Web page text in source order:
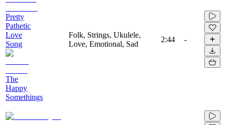
Pretty
Pathetic
Love
Song
The
Happy
Somethings
Folk, Strings, Ukulele,
Love, Emotional, Sad
2:44 -